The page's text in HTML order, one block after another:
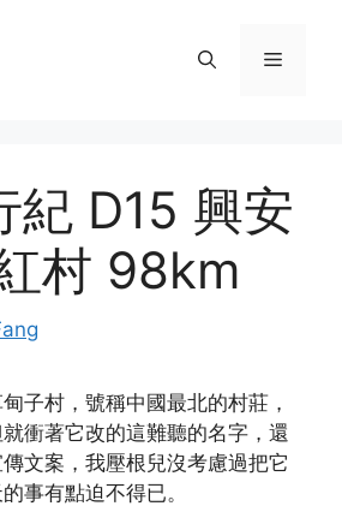
Menu
紀 D15 興安
村 98km
子村，號稱中國最北的村莊，
衝著它改的這難聽的名字，還
文案，我壓根兒沒考慮過把它
事有點迫不得已。